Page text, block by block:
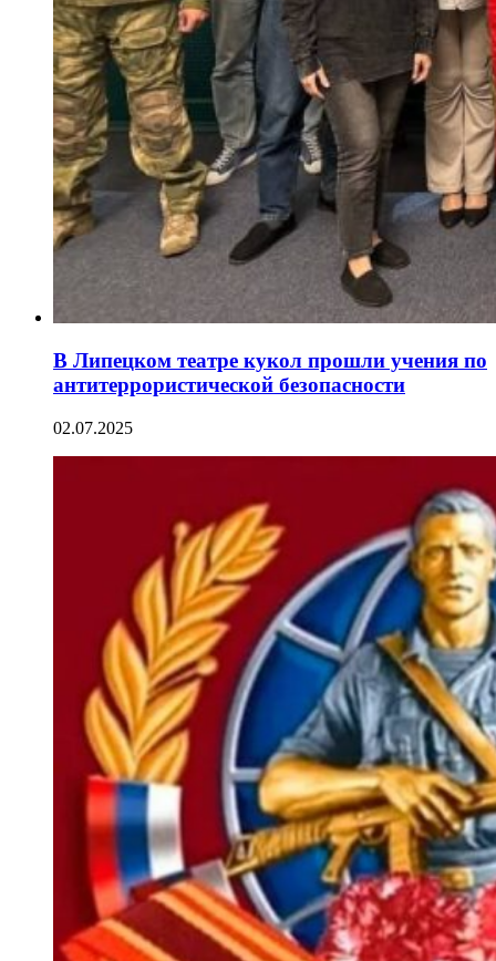
В Липецком театре кукол прошли учения по
антитеррористической безопасности
02.07.2025